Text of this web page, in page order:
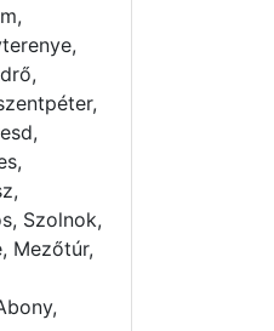
Szolnok,
Mezőtúr,